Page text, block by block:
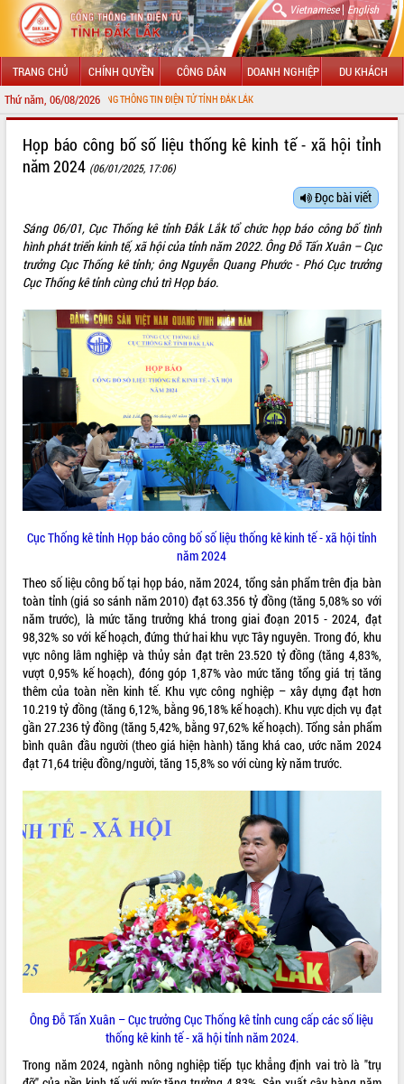
Vietnamese| English
TRANG CHỦ CHÍNH QUYỀN CÔNG DÂN DOANH NGHIỆP DU KHÁCH
Thứ năm, 06/08/2026
ĐẾN VỚI CỔNG THÔNG TIN ĐIỆN TỬ TỈNH ĐẮK LẮK
LÃNH ĐẠO UBND TỈNH
SỞ, BAN, NGÀNH
UBND CÁC XÃ, PHƯỜNG
THÔNG TIN CHỈ ĐẠO ĐIỀU HÀNH
HỆ THỐNG VĂN BẢN
VĂN BẢN HĐND TỈNH
ĐIỂM TIN VĂN BẢN
QUY HOẠCH - KẾ HOẠCH
VIDEO
Bí thư Tỉnh ủy Lương Nguyễn Minh
Triết thăm, tặng quà người có công với
Rà soát, hoàn thiện hệ thống thiết chế
Họp báo công bố số liệu thống kê kinh tế - xã hội tỉnh
năm 2024 (06/01/2025, 17:06)
Đọc bài viết
Sáng 06/01, Cục Thống kê tỉnh Đắk Lắk tổ chức họp báo công bố tình
hình phát triển kinh tế, xã hội của tỉnh năm 2022. Ông Đỗ Tấn Xuân – Cục
trưởng Cục Thống kê tỉnh; ông Nguyễn Quang Phước - Phó Cục trưởng
Cục Thống kê tỉnh cùng chủ trì Họp báo.
Cục Thống kê tỉnh Họp báo công bố số liệu thống kê kinh tế - xã hội tỉnh
năm 2024
Theo số liệu công bố tại họp báo, năm 2024, tổng sản phẩm trên địa bàn
toàn tỉnh (giá so sánh năm 2010) đạt 63.356 tỷ đồng (tăng 5,08% so với
năm trước), là mức tăng trưởng khá trong giai đoạn 2015 - 2024, đạt
98,32% so với kế hoạch, đứng thứ hai khu vực Tây nguyên. Trong đó, khu
vực nông lâm nghiệp và thủy sản đạt trên 23.520 tỷ đồng (tăng 4,83%,
vượt 0,95% kế hoạch), đóng góp 1,87% vào mức tăng tổng giá trị tăng
thêm của toàn nền kinh tế. Khu vực công nghiệp – xây dựng đạt hơn
10.219 tỷ đồng (tăng 6,12%, bằng 96,18% kế hoạch). Khu vực dịch vụ đạt
gần 27.236 tỷ đồng (tăng 5,42%, bằng 97,62% kế hoạch). Tổng sản phẩm
bình quân đầu người (theo giá hiện hành) tăng khá cao, ước năm 2024
đạt 71,64 triệu đồng/người, tăng 15,8% so với cùng kỳ năm trước.
Ông Đỗ Tấn Xuân – Cục trưởng Cục Thống kê tỉnh cung cấp các số liệu
thống kê kinh tế - xã hội tỉnh năm 2024.
Trong năm 2024, ngành nông nghiệp tiếp tục khẳng định vai trò là "trụ